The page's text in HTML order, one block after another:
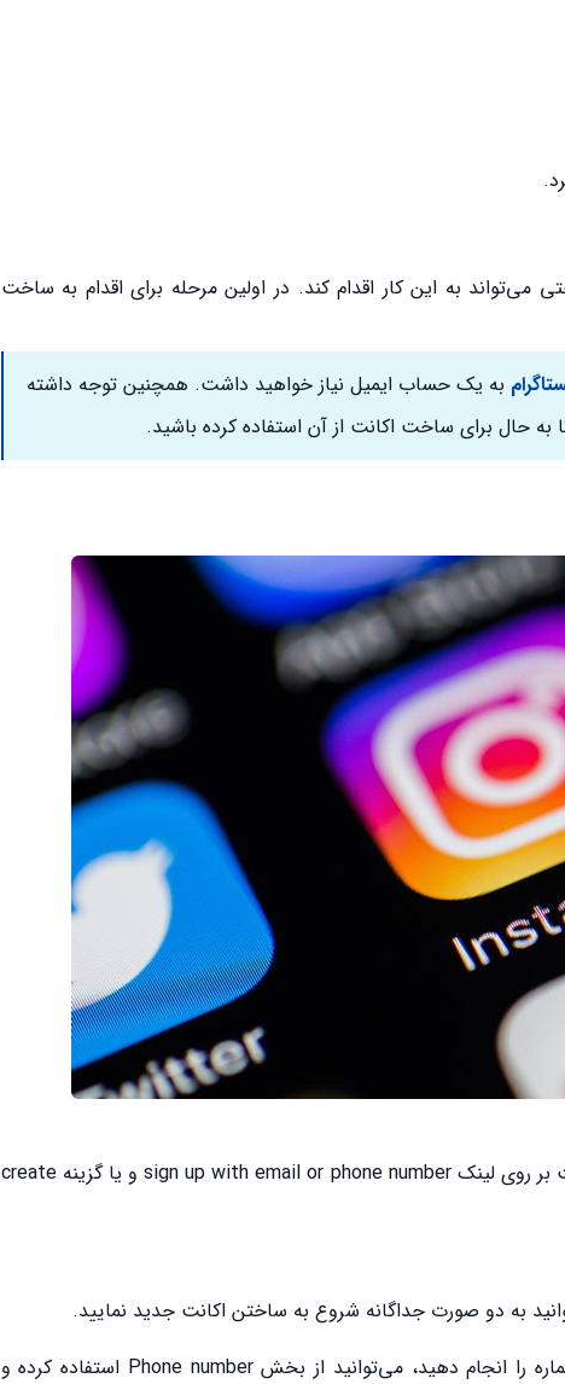
به این کار اقدام کند. در اولین مرحله برای اقدام به ساخت
به یک حساب ایمیل نیاز خواهید داشت. همچنین توجه داشته
به حال برای ساخت اکانت از آن استفاده کرده باشید.
بعد از وارد شدن به برنامه اینستاگرام، در صفحه باز شده شما می‌بایست بر روی لینک sign up with email or phone number و یا گزینه create
به دو صورت جداگانه شروع به ساختن اکانت جدید نمایید.
با شماره را انجام دهید، می‌توانید از بخش Phone number استفاده کرده و